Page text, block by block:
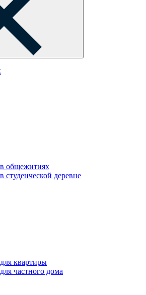
общежитиях
студенческой деревне
квартиры
частного дома